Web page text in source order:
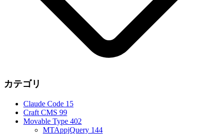
カテゴリ
Claude Code 15
Craft CMS 99
Movable Type 402
MTAppjQuery 144